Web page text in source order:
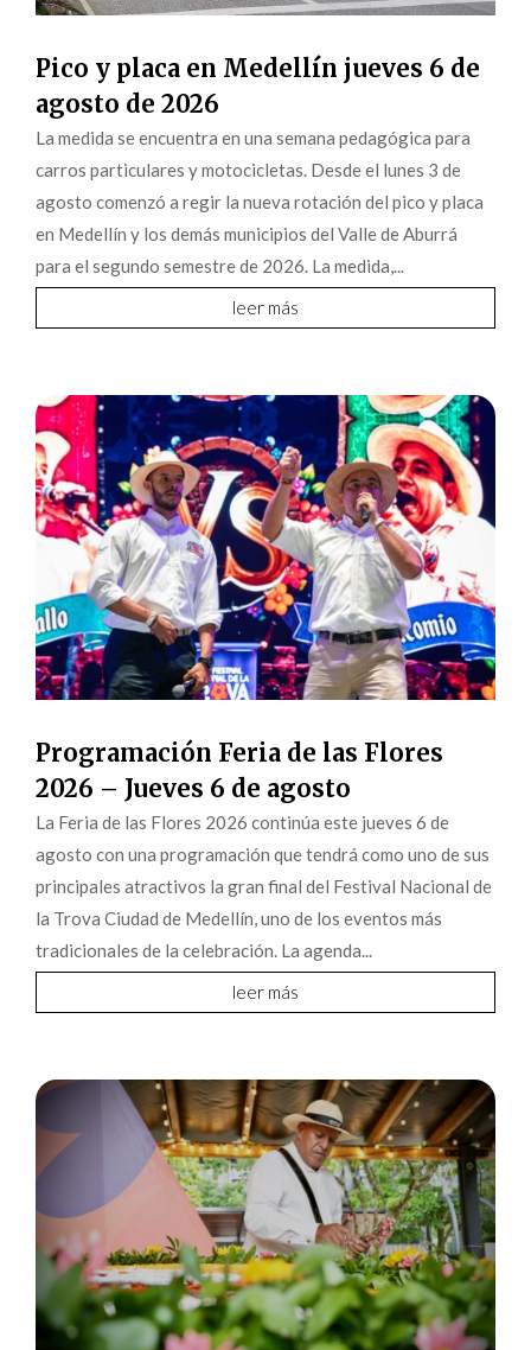
Pico y placa en Medellín jueves 6 de
agosto de 2026
La medida se encuentra en una semana pedagógica para
carros particulares y motocicletas. Desde el lunes 3 de
agosto comenzó a regir la nueva rotación del pico y placa
en Medellín y los demás municipios del Valle de Aburrá
para el segundo semestre de 2026. La medida,...
leer más
Programación Feria de las Flores
2026 – Jueves 6 de agosto
La Feria de las Flores 2026 continúa este jueves 6 de
agosto con una programación que tendrá como uno de sus
principales atractivos la gran final del Festival Nacional de
la Trova Ciudad de Medellín, uno de los eventos más
tradicionales de la celebración. La agenda...
leer más